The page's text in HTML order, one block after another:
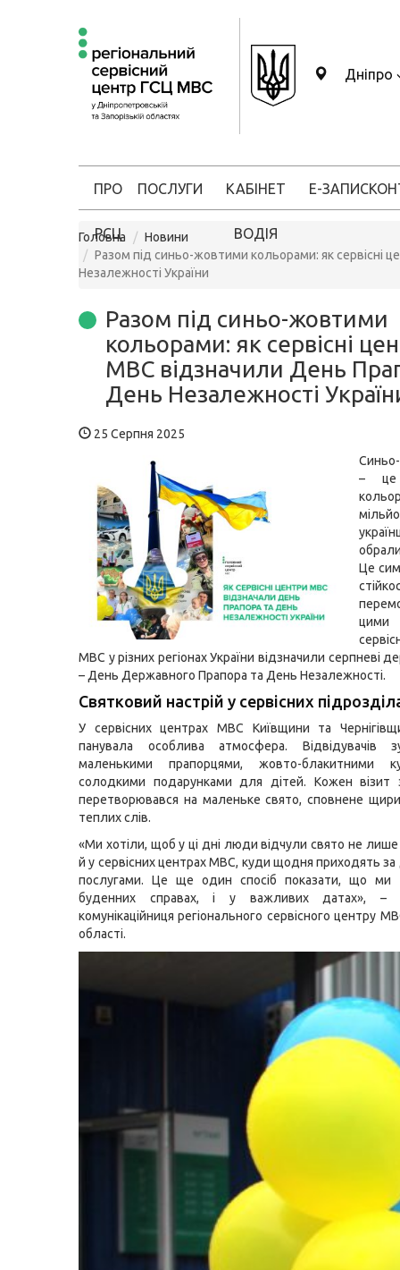
Дніпро
ПРО
РСЦ
ПОСЛУГИ КАБІНЕТ
ВОДІЯ
Е-ЗАПИС
Головна
Новини
Разом під синьо-жовтими кольорами: як сервісні
Незалежності України
Разом під синьо-жовтими
кольорами: як сервісні
МВС відзначили День
День Незалежності
25 Серпня 2025
–
Це
цими
МВС у різних регіонах України відзначили серпневі
– День Державного Прапора та День Незалежності.
Святковий настрій у сервісних
У сервісних центрах МВС Київщини та
панувала особлива атмосфера. Відвідувачів
маленькими прапорцями, жовто-блакитними
солодкими подарунками для дітей. Кожен візит
перетворювався на маленьке свято, сповнене
теплих слів.
«Ми хотіли, щоб у ці дні люди відчули свято не
й у сервісних центрах МВС, куди щодня приходять
послугами. Це ще один спосіб показати, що ми
буденних справах, і у важливих датах», –
комунікаційниця регіонального сервісного центру
області.